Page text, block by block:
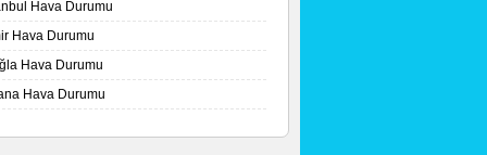
Hava Durumu
Hava Durumu
Hava Durumu
Hava Durumu